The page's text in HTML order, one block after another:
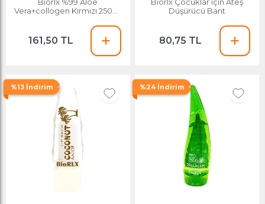
Vera+collogen Kırmızı 250ml
161,50 TL
Düşürücü Bant
80,75 TL
%13 İndirim %24 İndirim